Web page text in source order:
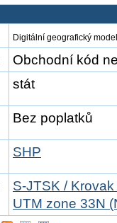
Digitální geografický
Obchodní kód
stát
Bez poplatků
SHP
S-JTSK /
UTM zone 33N